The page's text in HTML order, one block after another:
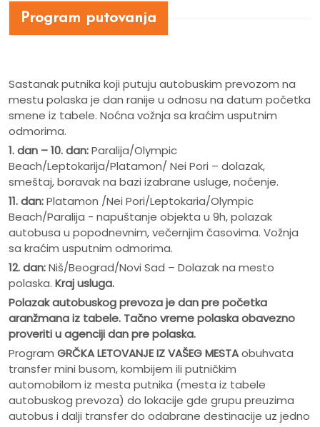
Program putovanja
Sastanak putnika koji putuju autobuskim prevozom na
mestu polaska je dan ranije u odnosu na datum početka
smene iz tabele. Noćna vožnja sa kraćim usputnim
odmorima.
1. dan – 10. dan:Paralija/Olympic
Beach/Leptokarija/Platamon/ Nei Pori – dolazak,
smeštaj, boravak na bazi izabrane usluge, noćenje.
11. dan:Platamon /Nei Pori/Leptokaria/Olympic
Beach/Paralija - napuštanje objekta u 9h, polazak
autobusa u popodnevnim, večernjim časovima. Vožnja
sa kraćim usputnim odmorima.
12. dan:Niš/Beograd/Novi Sad – Dolazak na mesto
polaska. Kraj usluga.
Polazak autobuskog prevoza je dan pre početka
aranžmana iz tabele. Tačno vreme polaska obavezno
proveriti u agenciji dan pre polaska.
Program GRČKA LETOVANJE IZ VAŠEG MESTAobuhvata
transfer mini busom, kombijem ili putničkim
automobilom iz mesta putnika (mesta iz tabele
autobuskog prevoza) do lokacije gde grupu preuzima
autobus i dalji transfer do odabrane destinacije uz jedno